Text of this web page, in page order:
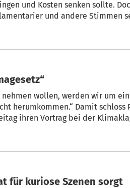
und Kosten senken sollte.
und andere Stimmen
nehmen wollen, werden wir um
herumkommen.“ Damit schloss
Vortrag bei der Klimaklagen-
für kuriose Szenen sorgt